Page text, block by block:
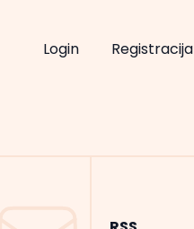
Login Registracija